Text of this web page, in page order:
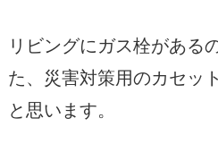
リビングにガス栓がある
た、災害対策用のカセッ
と思います。